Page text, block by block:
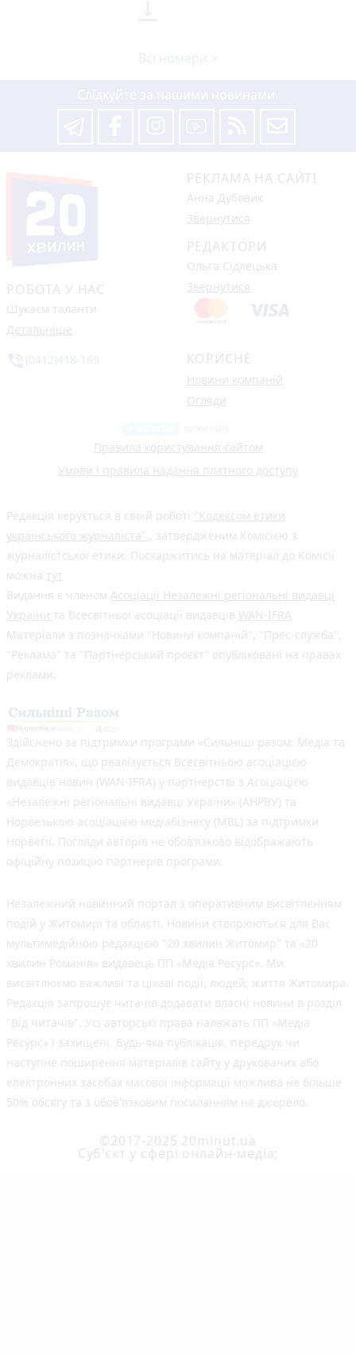
РОБОТА У НАС
Шукаєм таланти
Детальніше
РЕКЛАМА НА САЙТІ
Анна Дубовик
Звернутися
РЕДАКТОРИ
Ольга Сідлецька
Звернутися
КОРИСНЕ
Новини компаній
Огляди
Правила користування сайтом
Умови і правила надання платного доступу
Редакція керується в своїй роботі "Кодексом етики
українського журналіста" , затвердженим Комісією з
журналістської етики. Поскаржитись на матеріал до Комісії
можна тут
Видання є членом Асоціації Незалежні регіональні видавці
України та Всесвітньої асоціації видавців WAN-IFRA
Матеріали з позначками "Новини компаній", "Прес-служба",
"Реклама" та "Партнерський проєкт" опубліковані на правах
реклами.
Здійснено за підтримки програми «Сильніші разом: Медіа та
Демократія», що реалізується Всесвітньою асоціацією
видавців новин (WAN-IFRA) у партнерстві з Асоціацією
«Незалежні регіональні видавці України» (АНРВУ) та
Норвезькою асоціацією медіабізнесу (MBL) за підтримки
Норвегії. Погляди авторів не обов’язково відображають
офіційну позицію партнерів програми.
Незалежний новинний портал з оперативним висвітленням
подій у Житомирі та області. Новини створюються для Вас
мультимедійною редакцією "20 хвилин Житомир" та «20
хвилин Романів» видавець ПП «Медіа Ресурс». Ми
висвітлюємо важливі та цікаві події, людей, життя Житомира.
Редакція запрошує читачів додавати власні новини в розділ
"Від читачів". Усі авторські права належать ПП «Медіа
Ресурс» і захищені. Будь-яка публiкацiя, передрук чи
наступне поширення матеріалів сайту у друкованих або
електронних засобах масової інформації можлива не більше
50% обсягу та з обов'язковим посиланням на джерело.
©2017-2025 20minut.ua
Cуб'єкт у сфері онлайн-медіа;